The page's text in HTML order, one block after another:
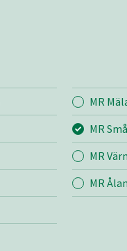
Entreprenad
Mina sidor
Snö & Sand
MR
MR
MR
MR